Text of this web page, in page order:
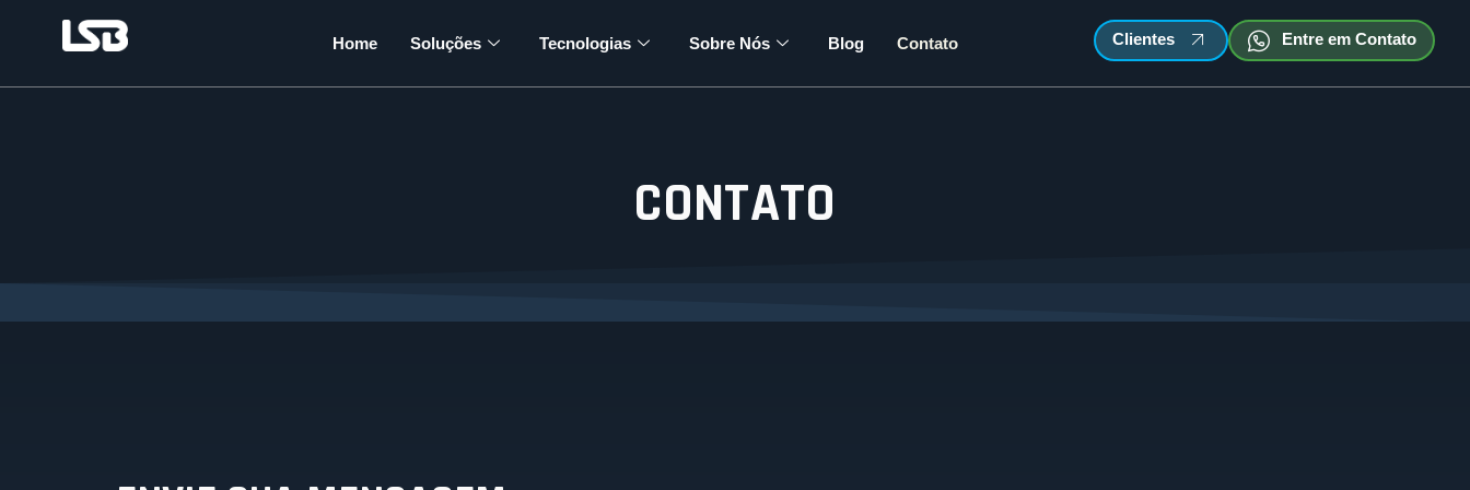
Home Soluções Tecnologias Sobre Nós Blog Contato Clientes Entre em Contato
CONTATO